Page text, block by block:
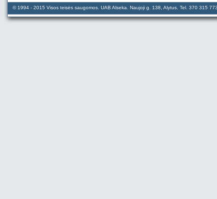
© 1994 - 2015 Visos teisės saugomos. UAB Alseka. Naujoji g. 138, Alytus. Tel. 370 315